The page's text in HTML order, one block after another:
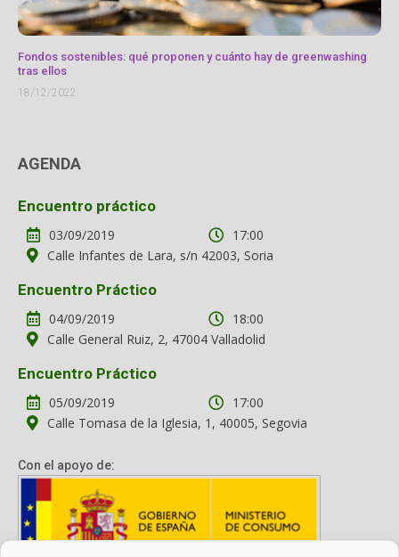
Fondos sostenibles: qué proponen y cuánto hay de greenwashing
tras ellos
18/12/2022
AGENDA
Encuentro práctico
03/09/2019
17:00
Calle Infantes de Lara, s/n 42003, Soria
Encuentro Práctico
04/09/2019
18:00
Calle General Ruiz, 2, 47004 Valladolid
Encuentro Práctico
05/09/2019
17:00
Calle Tomasa de la Iglesia, 1, 40005, Segovia
Con el apoyo de: